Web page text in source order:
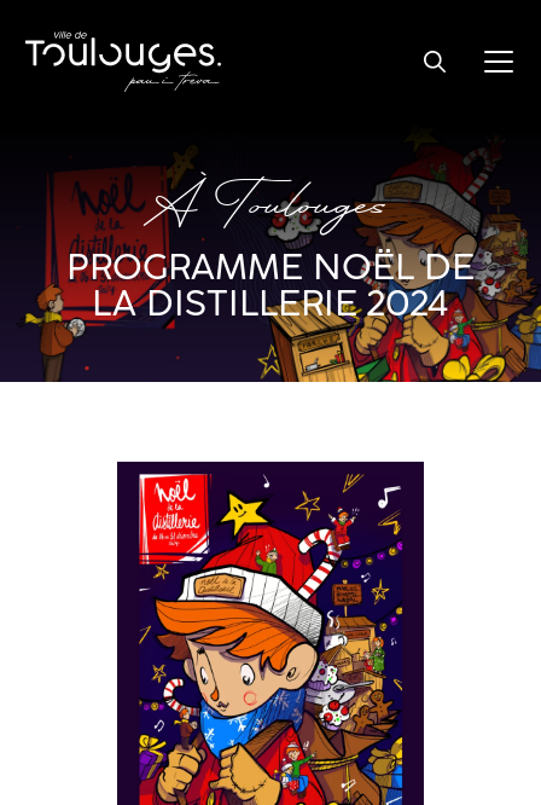
À Toulouges
PROGRAMME NOËL DE
LA DISTILLERIE 2024